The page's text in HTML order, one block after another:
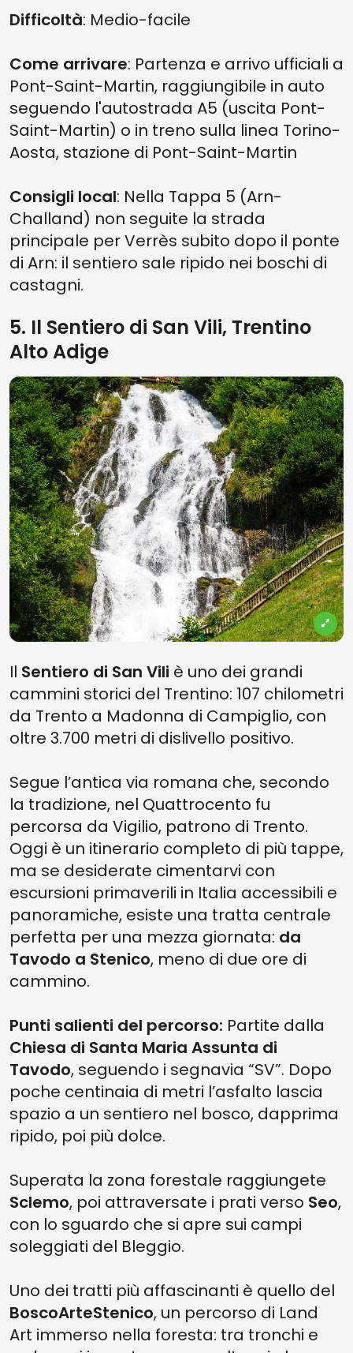
Difficoltà: Medio-facile
Come arrivare: Partenza e arrivo ufficiali a
Pont-Saint-Martin, raggiungibile in auto
seguendo l'autostrada A5 (uscita Pont-
Saint-Martin) o in treno sulla linea Torino-
Aosta, stazione di Pont-Saint-Martin
Consigli local: Nella Tappa 5 (Arn-
Challand) non seguite la strada
principale per Verrès subito dopo il ponte
di Arn: il sentiero sale ripido nei boschi di
castagni.
5. Il Sentiero di San Vili, Trentino
Alto Adige
Il Sentiero di San Vili è uno dei grandi
cammini storici del Trentino: 107 chilometri
da Trento a Madonna di Campiglio, con
oltre 3.700 metri di dislivello positivo.
Segue l’antica via romana che, secondo
la tradizione, nel Quattrocento fu
percorsa da Vigilio, patrono di Trento.
Oggi è un itinerario completo di più tappe,
ma se desiderate cimentarvi con
escursioni primaverili in Italia accessibili e
panoramiche, esiste una tratta centrale
perfetta per una mezza giornata: da
Tavodo a Stenico, meno di due ore di
cammino.
Punti salienti del percorso: Partite dalla
Chiesa di Santa Maria Assunta di
Tavodo, seguendo i segnavia “SV”. Dopo
poche centinaia di metri l’asfalto lascia
spazio a un sentiero nel bosco, dapprima
ripido, poi più dolce.
Superata la zona forestale raggiungete
Sclemo, poi attraversate i prati verso Seo,
con lo sguardo che si apre sui campi
soleggiati del Bleggio.
Uno dei tratti più affascinanti è quello del
BoscoArteStenico, un percorso di Land
Art immerso nella foresta: tra tronchi e